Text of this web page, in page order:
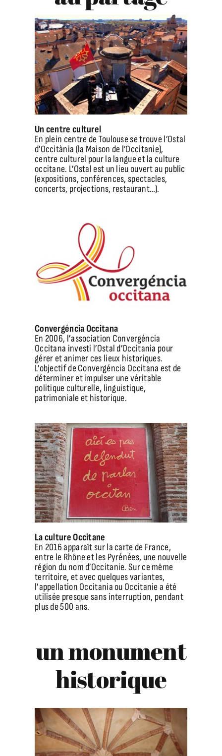
Un centre culturel
En plein centre de Toulouse se trouve l’Ostal
d’Occitània (la Maison de l’Occitanie),
centre culturel pour la langue et la culture
occitane. L’Ostal est un lieu ouvert au public
(expositions, conférences, spectacles,
concerts, projections, restaurant…).
Convergéncia Occitana
En 2006, l’association Convergéncia
Occitana investi l’Ostal d’Occitania pour
gérer et animer ces lieux historiques.
L’objectif de Convergéncia Occitana est de
déterminer et impulser une véritable
politique culturelle, linguistique,
patrimoniale et historique.
La culture Occitane
En 2016 apparaît sur la carte de France,
entre le Rhône et les Pyrénées, une nouvelle
région du nom d’Occitanie. Sur ce même
territoire, et avec quelques variantes,
l’appellation Occitania ou Occitanie a été
utilisée presque sans interruption, pendant
plus de 500 ans.
un monument
historique